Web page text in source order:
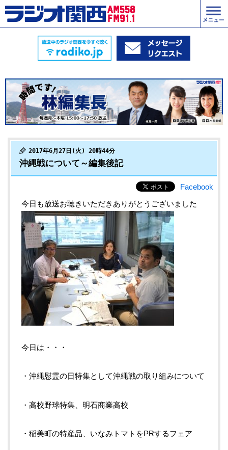
2017年6月27日(火) 20時44分
沖縄戦について～編集後記
Facebook
今日も放送お聴きいただきありがとうございました
今日は・・・
・沖縄慰霊の日特集として沖縄戦の取り組みについて
・高校野球特集、明石商業高校
・稲美町の特産品、いなみトマトをPRするフェア